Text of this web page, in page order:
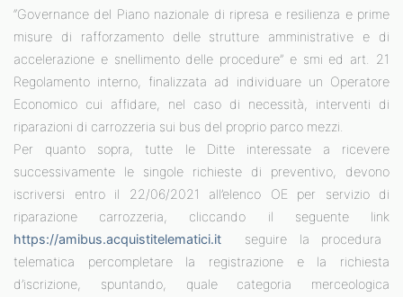
“Governance del Piano nazionale di ripresa e resilienza e prime
misure di rafforzamento delle strutture amministrative e di
accelerazione e snellimento delle procedure” e smi ed art. 21
Regolamento interno, finalizzata ad individuare un Operatore
Economico cui affidare, nel caso di necessità, interventi di
riparazioni di carrozzeria sui bus del proprio parco mezzi.
Per quanto sopra, tutte le Ditte interessate a ricevere
successivamente le singole richieste di preventivo, devono
iscriversi entro il 22/06/2021 all’elenco OE per servizio di
riparazione carrozzeria, cliccando il seguente link
https://amibus.acquistitelematici.it
seguire la procedura
telematica percompletare la registrazione e la richiesta
d’iscrizione, spuntando, quale categoria merceologica